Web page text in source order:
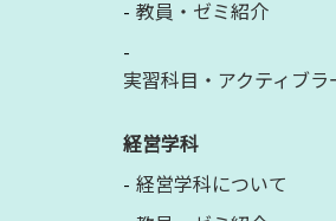
教員・ゼミ紹介
実習科目・アクティブラ
経営学科
経営学科について